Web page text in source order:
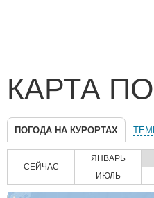
КАРТА
ПОГОДА НА КУРОРТАХ
СЕЙЧАС
ЯНВАРЬ
ИЮЛЬ